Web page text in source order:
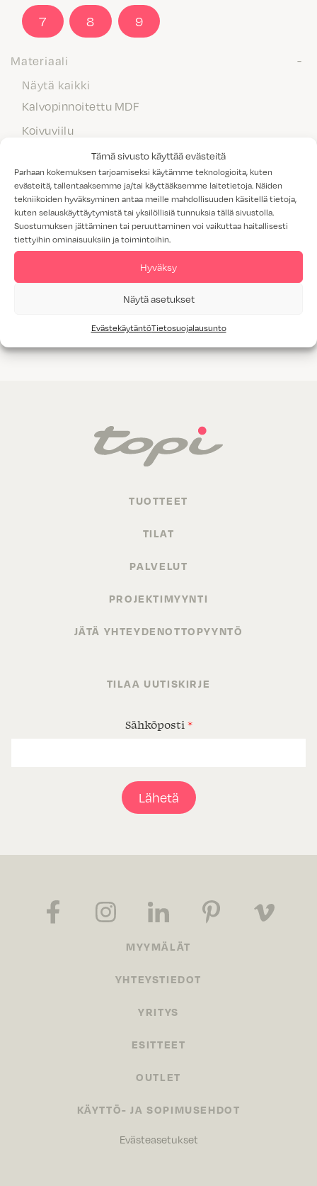
Tämä sivusto käyttää evästeitä
Parhaan kokemuksen tarjoamiseksi käytämme teknologioita, kuten
evästeitä, tallentaaksemme ja/tai käyttääksemme laitetietoja. Näiden
tekniikoiden hyväksyminen antaa meille mahdollisuuden käsitellä tietoja,
kuten selauskäyttäytymistä tai yksilöllisiä tunnuksia tällä sivustolla.
Suostumuksen jättäminen tai peruuttaminen voi vaikuttaa haitallisesti
tiettyihin ominaisuuksiin ja toimintoihin.
Hyväksy
Näytä asetukset
EvästekäytäntöTietosuojalausunto
7 8 9
Materiaali
Näytä kaikki
Kalvopinnoitettu MDF
Koivuviilu
Maalattu MDF
Massiivipuu
Melamiini
Tammiviilu
TUOTTEET
TILAT
PALVELUT
PROJEKTIMYYNTI
JÄTÄ YHTEYDENOTTOPYYNTÖ
TILAA UUTISKIRJE
Sähköposti *
Lähetä
MYYMÄLÄT
YHTEYSTIEDOT
YRITYS
ESITTEET
OUTLET
KÄYTTÖ- JA SOPIMUSEHDOT
Evästeasetukset